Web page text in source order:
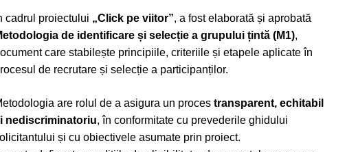
cadrul proiectului „Click pe viitor”, a fost elaborată și aprobată
de identificare și selecție a grupului țintă (M1),
care stabilește principiile, criteriile și etapele aplicate în
de recrutare și selecție a participanților.
are rolul de a asigura un proces transparent, echitabil
nediscriminatoriu, în conformitate cu prevederile ghidului
și cu obiectivele asumate prin proiect.